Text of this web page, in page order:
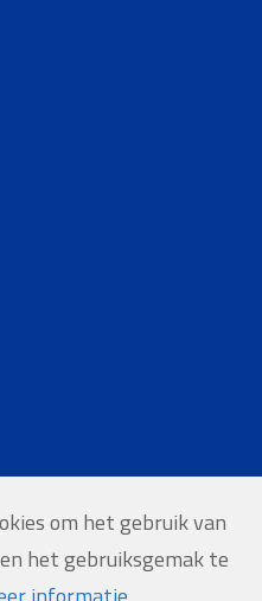
om het gebruik van
het gebruiksgemak te